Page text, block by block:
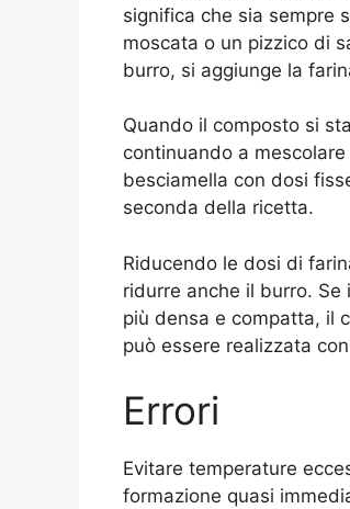
significa che sia sempre
moscata o un pizzico di
burro, si aggiunge la
Quando il composto si
continuando a
besciamella con dosi
seconda della ricetta.
Riducendo le dosi di
ridurre anche il burro.
più densa e compatta, il
può essere realizzata
Errori
Evitare temperature
formazione quasi